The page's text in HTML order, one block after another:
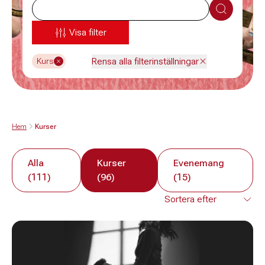
Sök
Visa filter
Kurs Rensa alla filterinställningar
Hem Kurser
Alla
(111)
Kurser
(96)
Evenemang
(15)